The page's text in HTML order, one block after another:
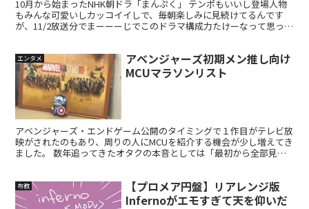
10月から始まったNHK朝ドラ「まんぷく」 テンポもいいし登場人物
もみんな可愛いしカッコイイしで、毎朝楽しみに見続けてるんです
が、11/2放送分でまーーーじでこのドラマ構成力たけーなって思った
エンタメ
アベンジャーズ初期メン推し向け
MCUマラソンリスト
アベンジャーズ・エンドゲーム公開のタイミングで１作目がテレビ放
映がされたのもあり、周りの人にMCUを紹介する機会が少し増えてき
ました。 数年追ってきたオタクの本音としては「最初から全部見て
布教
【プロメア円盤】リアレンジ版
Infernoがエモすぎて天を仰いだ